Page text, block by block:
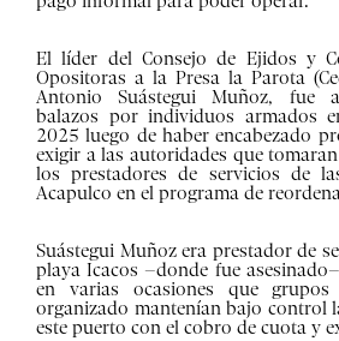
El líder del Consejo de Ejidos y
Opositoras a la Presa la Parota
Antonio Suástegui Muñoz, fue
balazos por individuos armados
2025 luego de haber encabezado
exigir a las autoridades que
los prestadores de servicios de
Acapulco en el programa de
Suástegui Muñoz era prestador de
playa Icacos –donde fue
en varias ocasiones que
organizado mantenían bajo control
este puerto con el cobro de cuota y